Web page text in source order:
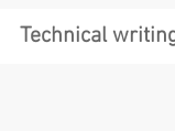
Technical